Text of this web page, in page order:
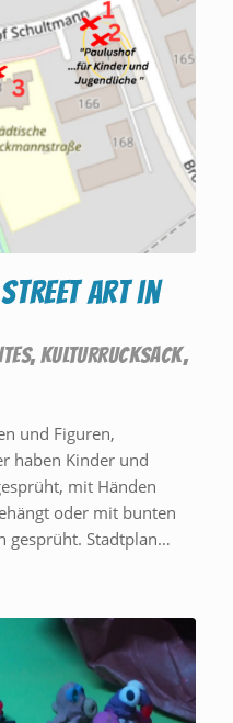
Art in
, KULTURRUCKSACK,
und Figuren,
haben Kinder und
mit Händen
oder mit bunten
gesprüht. Stadtplan…